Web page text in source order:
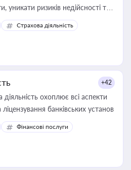
ризиків недійсності та
прийняття органами влади та
Страхова діяльність
+42
діяльність охоплює всі аспекти
банківських установ
Фінансові послуги